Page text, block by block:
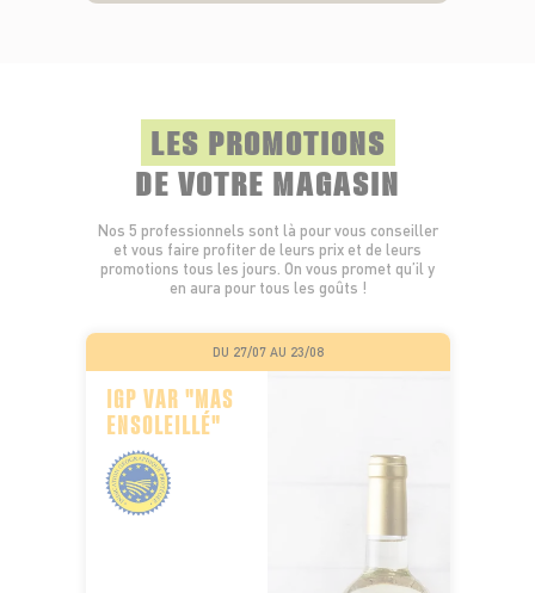
LES PROMOTIONS
DE VOTRE MAGASIN
Nos 5 professionnels sont là pour vous conseiller
et vous faire profiter de leurs prix et de leurs
promotions tous les jours. On vous promet qu’il y
en aura pour tous les goûts !
DU 27/07 AU 23/08
IGP VAR "MAS
ENSOLEILLÉ"